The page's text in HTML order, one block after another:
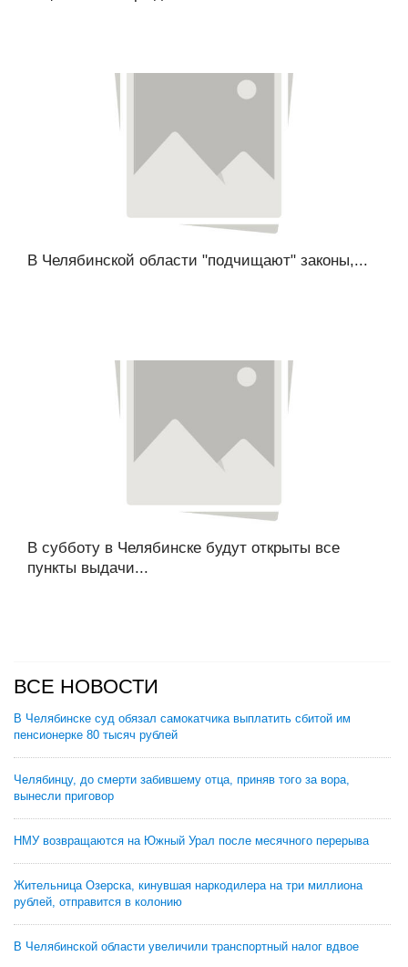
В Челябинской области "подчищают" законы,...
В субботу в Челябинске будут открыты все
пункты выдачи...
ВСЕ НОВОСТИ
В Челябинске суд обязал самокатчика выплатить сбитой им
пенсионерке 80 тысяч рублей
Челябинцу, до смерти забившему отца, приняв того за вора,
вынесли приговор
НМУ возвращаются на Южный Урал после месячного перерыва
Жительница Озерска, кинувшая наркодилера на три миллиона
рублей, отправится в колонию
В Челябинской области увеличили транспортный налог вдвое